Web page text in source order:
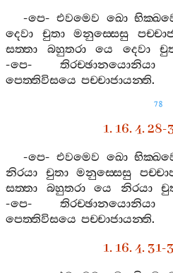
-පෙ-එවමෙව ඛො
දෙවා
චුතා මනුස‍්සෙසු
සත‍්තා
බහුතරා යෙ දෙවා
-පෙ- තිරච‍්ඡානයොනියා
පෙත‍්තිවිසයෙ පච‍්චාජායන‍්ති.
78
1. 16. 4. 28-
-පෙ-එවමෙව ඛො
නිරයා
චුතා මනුස‍්සෙසු
සත‍්තා
බහුතරා යෙ නිරයා
-පෙ- තිරච‍්ඡානයොනියා
පෙත‍්තිවිසයෙ පච‍්චාජායන‍්ති.
1. 16. 4. 31-